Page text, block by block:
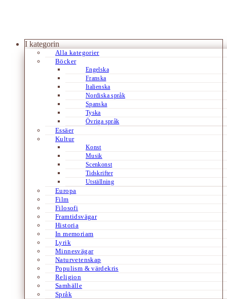
I kategorin
Alla kategorier
Böcker
Engelska
Franska
Italienska
Nordiska språk
Spanska
Tyska
Övriga språk
Essäer
Kultur
Konst
Musik
Scenkonst
Tidskrifter
Utställning
Europa
Film
Filosofi
Framtidsvägar
Historia
In memoriam
Lyrik
Minnesvägar
Naturvetenskap
Populism & värdekris
Religion
Samhälle
Språk